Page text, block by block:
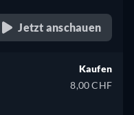
Jetzt anschauen
Kaufen
8,00 CHF